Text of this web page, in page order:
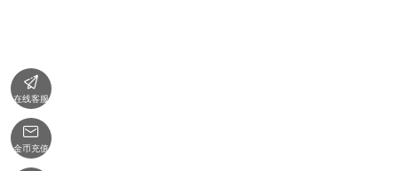

在线客服

金币充值